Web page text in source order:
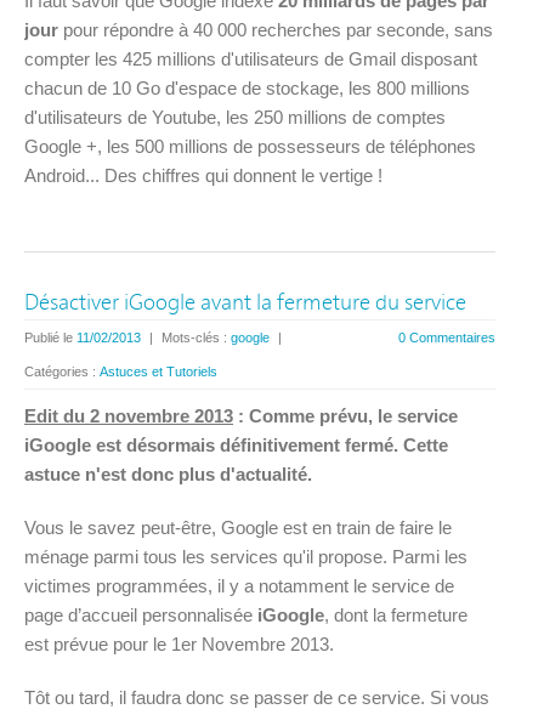
jour pour répondre à 40 000 recherches par seconde, sans
compter les 425 millions d'utilisateurs de Gmail disposant
chacun de 10 Go d'espace de stockage, les 800 millions
d'utilisateurs de Youtube, les 250 millions de comptes
Google +, les 500 millions de possesseurs de téléphones
Android... Des chiffres qui donnent le vertige !
Désactiver iGoogle avant la fermeture du service
0 Commentaires
Publié le 11/02/2013 | Mots-clés : google |
Catégories : Astuces et Tutoriels
Edit du 2 novembre 2013 : Comme prévu, le service
iGoogle est désormais définitivement fermé. Cette
astuce n'est donc plus d'actualité.
Vous le savez peut-être, Google est en train de faire le
ménage parmi tous les services qu'il propose. Parmi les
victimes programmées, il y a notamment le service de
page d’accueil personnalisée iGoogle, dont la fermeture
est prévue pour le 1er Novembre 2013.
Tôt ou tard, il faudra donc se passer de ce service. Si vous